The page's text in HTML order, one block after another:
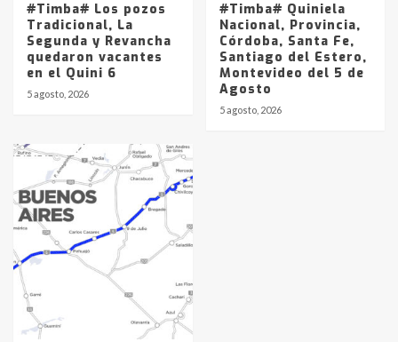
#Timba# Los pozos
Tradicional, La
Segunda y Revancha
quedaron vacantes
en el Quini 6
5 agosto, 2026
#Timba# Quiniela
Nacional, Provincia,
Córdoba, Santa Fe,
Santiago del Estero,
Montevideo del 5 de
Agosto
5 agosto, 2026